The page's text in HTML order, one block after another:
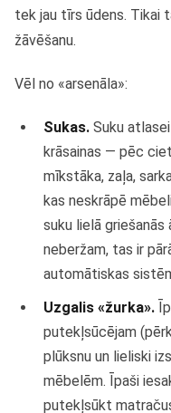
tek jau tīrs ūdens. Tikai
žāvēšanu.
Vēl no «arsenāla»:
Sukas. Suku
krāsainas — pēc
mīkstāka, zaļa,
kas neskrāpē
suku lielā griešanās
neberžam, tas ir
automātiskas
Uzgalis «žurka».
putekļsūcējam
plūksnu un lieliski
mēbelēm. Īpaši
putekļsūkt